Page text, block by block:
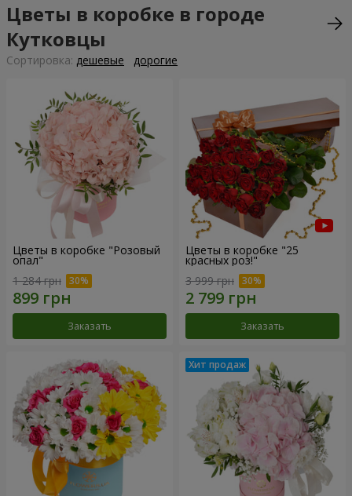
Цветы в коробке в городе
Кутковцы
Cортировка: дешевые дорогие
Цветы в коробке "Розовый
опал"
1 284 грн
Заказать
Цветы в коробке "25
красных роз!"
3 999 грн
Заказать